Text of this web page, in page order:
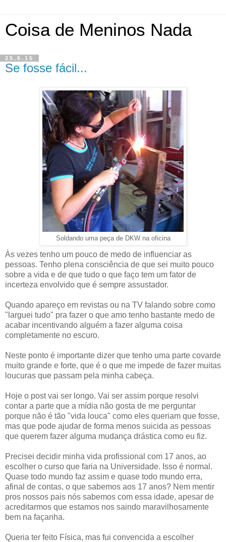
Coisa de Meninos Nada
25.6.15
Se fosse fácil...
Soldando uma peça de DKW na oficina
Às vezes tenho um pouco de medo de influenciar as
pessoas. Tenho plena consciência de que sei muito pouco
sobre a vida e de que tudo o que faço tem um fator de
incerteza envolvido que é sempre assustador.
Quando apareço em revistas ou na TV falando sobre como
"larguei tudo" pra fazer o que amo tenho bastante medo de
acabar incentivando alguém a fazer alguma coisa
completamente no escuro.
Neste ponto é importante dizer que tenho uma parte covarde
muito grande e forte, que é o que me impede de fazer muitas
loucuras que passam pela minha cabeça.
Hoje o post vai ser longo. Vai ser assim porque resolvi
contar a parte que a mídia não gosta de me perguntar
porque não é tão "vida louca" como eles queriam que fosse,
mas que pode ajudar de forma menos suicida as pessoas
que querem fazer alguma mudança drástica como eu fiz.
Precisei decidir minha vida profissional com 17 anos, ao
escolher o curso que faria na Universidade. Isso é normal.
Quase todo mundo faz assim e quase todo mundo erra,
afinal de contas, o que sabemos aos 17 anos? Nem mentir
pros nossos pais nós sabemos com essa idade, apesar de
acreditarmos que estamos nos saindo maravilhosamente
bem na façanha.
Queria ter feito Física, mas fui convencida a escolher